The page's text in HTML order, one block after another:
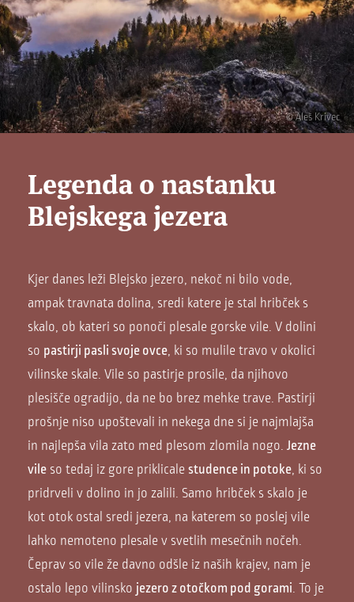
© Aleš Krivec
Legenda o nastanku
Blejskega jezera
Kjer danes leži Blejsko jezero, nekoč ni bilo vode,
ampak travnata dolina, sredi katere je stal hribček s
skalo, ob kateri so ponoči plesale gorske vile. V dolini
so pastirji pasli svoje ovce, ki so mulile travo v okolici
vilinske skale. Vile so pastirje prosile, da njihovo
plesišče ogradijo, da ne bo brez mehke trave. Pastirji
prošnje niso upoštevali in nekega dne si je najmlajša
in najlepša vila zato med plesom zlomila nogo. Jezne
vile so tedaj iz gore priklicale studence in potoke, ki so
pridrveli v dolino in jo zalili. Samo hribček s skalo je
kot otok ostal sredi jezera, na katerem so poslej vile
lahko nemoteno plesale v svetlih mesečnih nočeh.
Čeprav so vile že davno odšle iz naših krajev, nam je
ostalo lepo vilinsko jezero z otočkom pod gorami. To je